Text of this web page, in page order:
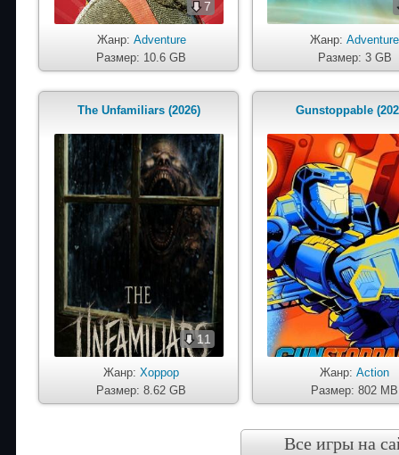
7
Жанр: Adventure
Размер: 10.6 GB
Жанр:Adventure
Размер: 3 GB
The Unfamiliars (2026)
11
Жанр:Хоррор
Размер: 8.62 GB
Gunstoppable
Жанр:Action
Размер: 802 MB
Все игры на